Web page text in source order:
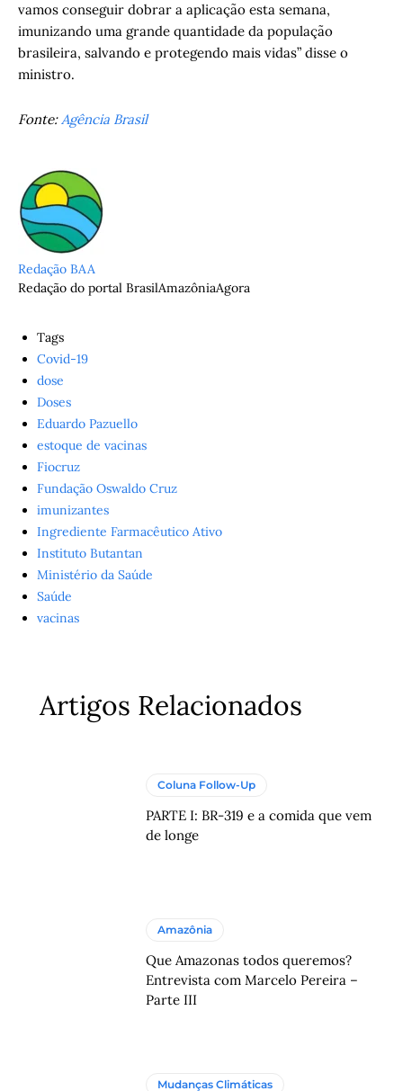
vamos conseguir dobrar a aplicação esta semana,
imunizando uma grande quantidade da população
brasileira, salvando e protegendo mais vidas” disse o
ministro.
Fonte:Agência Brasil
Redação BAA
Redação do portal BrasilAmazôniaAgora
Tags
Covid-19
dose
Doses
Eduardo Pazuello
estoque de vacinas
Fiocruz
Fundação Oswaldo Cruz
imunizantes
Ingrediente Farmacêutico Ativo
Instituto Butantan
Ministério da Saúde
Saúde
vacinas
Artigos Relacionados
Coluna Follow-Up
PARTE I: BR-319 e a comida que vem
de longe
Amazônia
Que Amazonas todos queremos?
Entrevista com Marcelo Pereira –
Parte III
Mudanças Climáticas